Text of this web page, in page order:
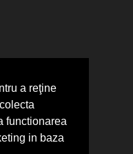
a reţine
functionarea
in baza